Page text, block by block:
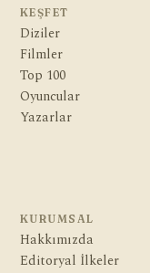
KEŞFET
Diziler
Filmler
Top 100
Oyuncular
Yazarlar
KURUMSAL
Hakkımızda
Editoryal İlkeler